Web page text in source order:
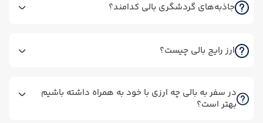
جاذبه‌های گردشگری بالی کدامند؟
ارز رایج بالی چیست؟
در سفر به بالی چه ارزی با خود به همراه داشته باشیم
بهتر است؟